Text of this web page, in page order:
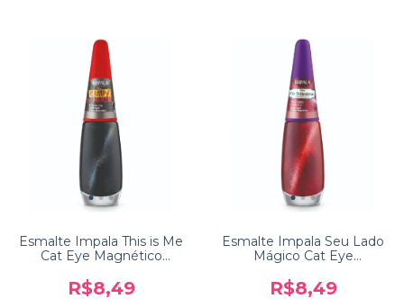
Esmalte Impala This is Me
Cat Eye Magnético
Camp Rock
R$8,49
Esmalte Impala Seu Lado
Mágico Cat Eye
Disney Channel Os
Feiticeiros
R$8,49